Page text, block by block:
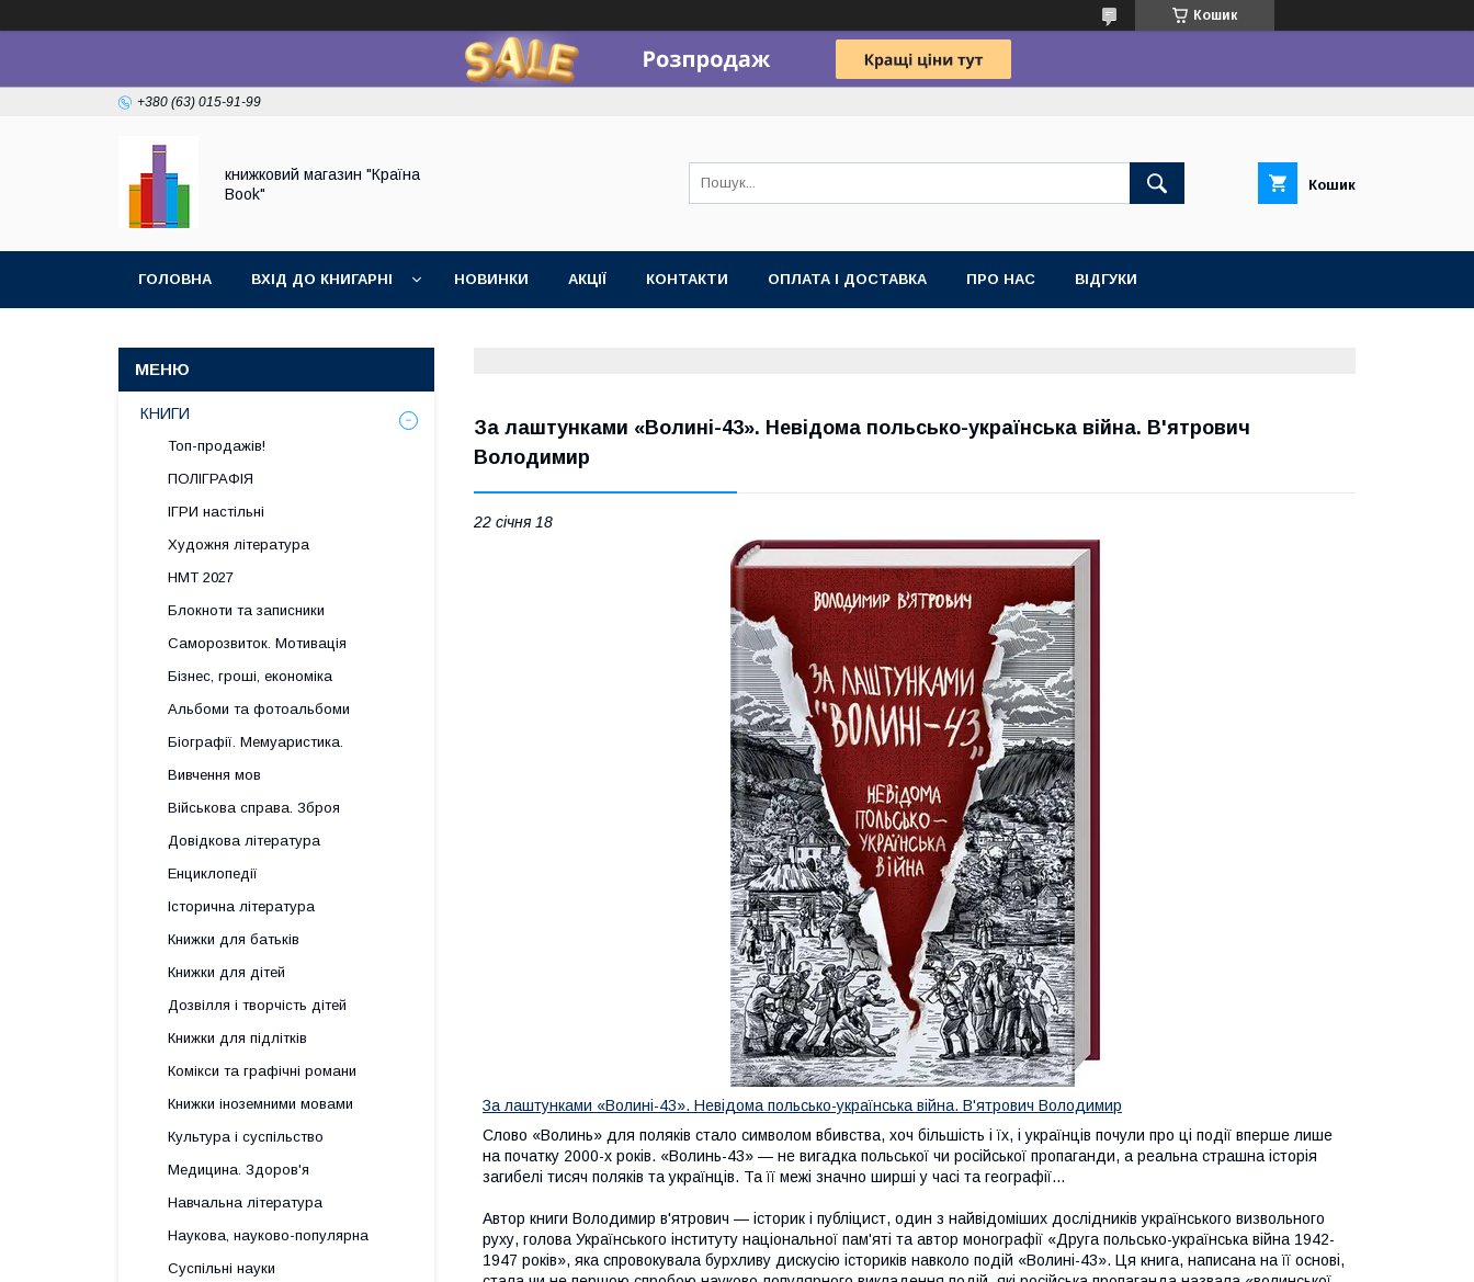
Кошик
+380 (63) 015-91-99
книжковий магазин "Країна
Book"
Кошик
ГОЛОВНА ВХІД ДО КНИГАРНІ НОВИНКИ АКЦІЇ КОНТАКТИ ОПЛАТА І ДОСТАВКА ПРО НАС ВІДГУКИ
За лаштунками «Волині-43». Невідома польсько-українська війна. В'ятрович
Володимир
22 січня 18
За лаштунками «Волині-43». Невідома польсько-українська війна. В'ятрович Володимир
Слово «Волинь» для поляків стало символом вбивства, хоч більшість і їх, і українців почули про ці події вперше лише
на початку 2000-х років. «Волинь-43» — не вигадка польської чи російської пропаганди, а реальна страшна історія
загибелі тисяч поляків та українців. Та її межі значно ширші у часі та географії...
Автор книги Володимир в'ятрович — історик і публіцист, один з найвідоміших дослідників українського визвольного
руху, голова Українського інституту національної пам'яті та автор монографії «Друга польсько-українська війна 1942-
1947 років», яка спровокувала бурхливу дискусію істориків навколо подій «Волині-43». Ця книга, написана на її основі,
КНИГИ
Топ-продажів!
ПОЛІГРАФІЯ
ІГРИ настільні
Художня література
НМТ 2027
Блокноти та записники
Саморозвиток. Мотивація
Бізнес, гроші, економіка
Альбоми та фотоальбоми
Біографії. Мемуаристика.
Вивчення мов
Військова справа. Зброя
Довідкова література
Енциклопедії
Історична література
Книжки для батьків
Книжки для дітей
Дозвілля і творчість дітей
Книжки для підлітків
Комікси та графічні романи
Книжки іноземними мовами
Культура і суспільство
Медицина. Здоров'я
Навчальна література
Наукова, науково-популярна
Суспільні науки